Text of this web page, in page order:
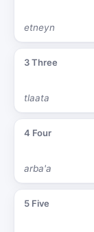
etneyn
3 Three
tlaata
4 Four
arba'a
5 Five